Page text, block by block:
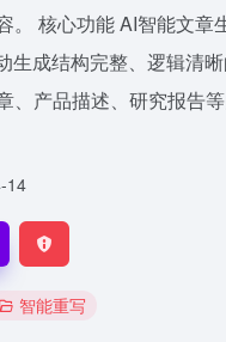
。 核心功能 AI智能文章
生成结构完整、逻辑清
、产品描述、研究报告
14
智能重写